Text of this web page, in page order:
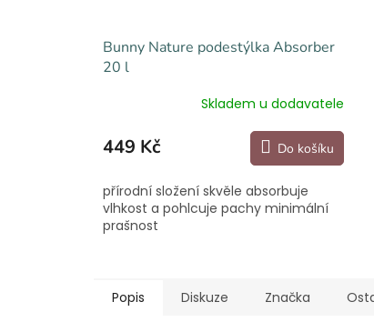
Bunny Nature podestýlka Absorber
20 l
Skladem u dodavatele
449 Kč Do košíku
přírodní složení skvěle absorbuje
vlhkost a pohlcuje pachy minimální
prašnost
Popis Diskuze Značka